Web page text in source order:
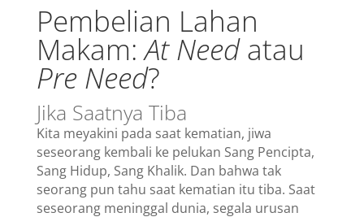
Pembelian Lahan
Makam:At Needatau
Pre Need?
Jika Saatnya Tiba
Kita meyakini pada saat kematian, jiwa
seseorang kembali ke pelukan Sang Pencipta,
Sang Hidup, Sang Khalik. Dan bahwa tak
seorang pun tahu saat kematian itu tiba. Saat
seseorang meninggal dunia, segala urusan